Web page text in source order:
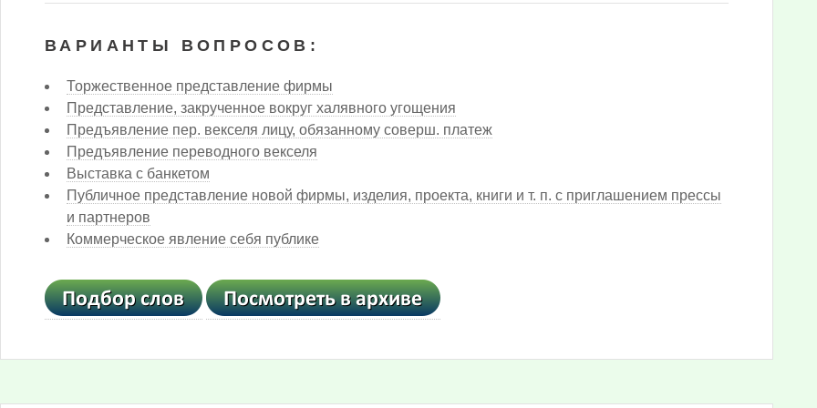
ВАРИАНТЫ ВОПРОСОВ:
Торжественное представление фирмы
Представление, закрученное вокруг халявного угощения
Предъявление пер. векселя лицу, обязанному соверш. платеж
Предъявление переводного векселя
Выставка с банкетом
Публичное представление новой фирмы, изделия, проекта, книги и т. п. с приглашением прессы
и партнеров
Коммерческое явление себя публике